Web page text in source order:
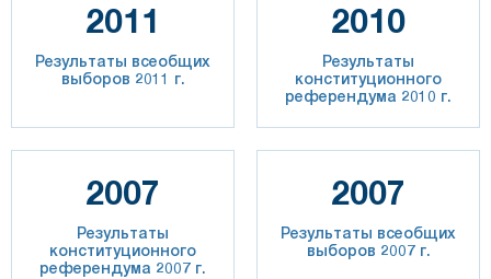
2011
Результаты всеобщих
выборов 2011 г.
2010
Результаты
конституционного
референдума 2010 г.
2007
Результаты
конституционного
референдума 2007 г.
2007
Результаты всеобщих
выборов 2007 г.